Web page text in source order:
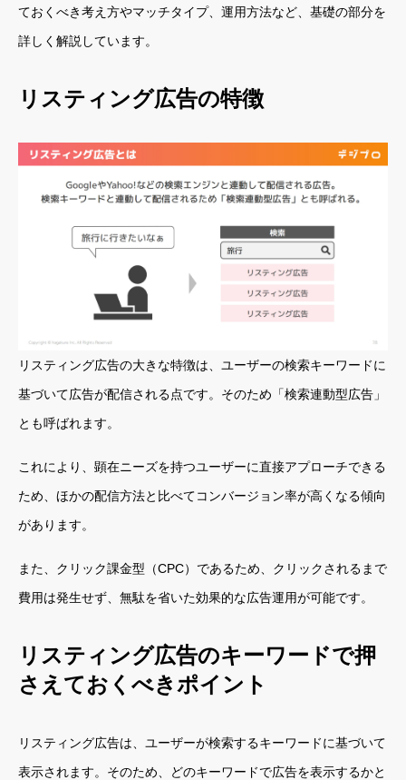
ておくべき考え方やマッチタイプ、運用方法など、基礎の部分を
詳しく解説しています。
リスティング広告の特徴
リスティング広告の大きな特徴は、ユーザーの検索キーワードに
基づいて広告が配信される点です。そのため「検索連動型広告」
とも呼ばれます。
これにより、顕在ニーズを持つユーザーに直接アプローチできる
ため、ほかの配信方法と比べてコンバージョン率が高くなる傾向
があります。
また、クリック課金型（CPC）であるため、クリックされるまで
費用は発生せず、無駄を省いた効果的な広告運用が可能です。
リスティング広告のキーワードで押
さえておくべきポイント
リスティング広告は、ユーザーが検索するキーワードに基づいて
表示されます。そのため、どのキーワードで広告を表示するかと